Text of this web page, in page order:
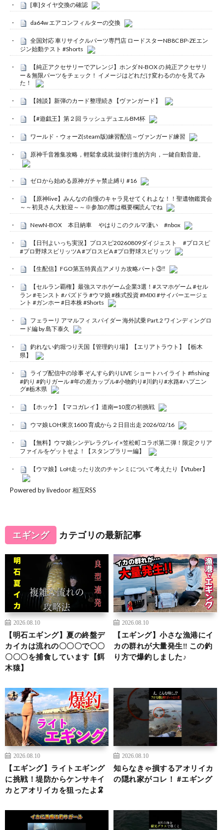
[車]タイヤ交換の確認
da64w エアコンフィルターの交換
全国対応 車リサイクルパーツ専門店 ロードスターNB8C BP-ZEエン
ジン始動テスト #Shorts
【純正アクセサリーでアレンジ】ホンダ N-BOX の 純正アクセサリ
ー＆無限パーツをチェック！ イメージはどれだけ変わるのかを見てみ
た！
【雑談】新弾のカード整理続き【ヴァンガード】
【#遊戯王】第２回 ラッシュデュエルBM杯
ワールド・ウォーZ(steam版)練習配信～ヴァンガード練習
原神千音雅集攻略，輕鬆拿成就:旋律行進的方向，一鍵自動音遊。
ゼロから始める原神ガチャ禁止縛り #16
【原神live】みんなの自慢のキャラ見せてくれよな！！聖遺物鑑賞会
～～初見さん大歓迎～～※参加の際は概要欄読んでね
NewN-BOX 本日納車 やはりこのクルマ凄い #nbox
【日刊よいっち実況】プロスピ20260809ダイジェスト #プロスピ
#プロ野球スピリッツA #プロスピA #プロ野球スピリッツ
【生配信】FGO第五特異点アメリカ攻略パート③‼️
【セルラン覇権】最強スマホゲーム企業3選！#スマホゲーム #セル
ラン #モンスト #パズドラ #ウマ娘 #株式投資 #MIXI #サイバーエージェ
ント #ガンホー #日本株 #Shorts
フェラーリ アマルフィ スパイダー 海外試乗 Part.2 ワインディングロ
ード編 by 島下泰久
釣れない釣堀つり天国【管理釣り場】【エリアトラウト】【栃木
県】
ライブ配信中の珍事 ぞんすら釣りLIVE ショートハイライト #fishing
#釣り #釣りガール #年の差カップル#小物釣り#川釣り#水路#ハプニン
グ#栃木県
【ホッケ】【マコガレイ】道南➖10度の初挑戦
ウマ娘 LOH東京1600 育成から２日目出走 2026/02/16
【無料】ウマ娘シンデレラグレイ×笠松町コラボ第二弾！限定クリア
ファイルをゲットせよ！【スタンプラリー編】
【ウマ娘】LoH走ったり次のチャンミについて考えたり【Vtuber】
Powered by livedoor 相互RSS
エギング カテゴリの最新記事
2026.08.10
【明石エギング】夏の終盤デ
カイカは流れの〇〇〇で〇〇
〇〇〇を捕食しています【餌
木猿】
2026.08.10
【エギング】小さな漁港にイ
カの群れが大量発生‼︎ この釣
り方で爆釣しました♪
2026.08.10
【エギング】ライトエギング
に挑戦！堤防からケンサキイ
カとアオリイカを狙ったよ🦑
2026.08.10
知らなきゃ損するアオリイカ
の隠れ家がコレ！ #エギング